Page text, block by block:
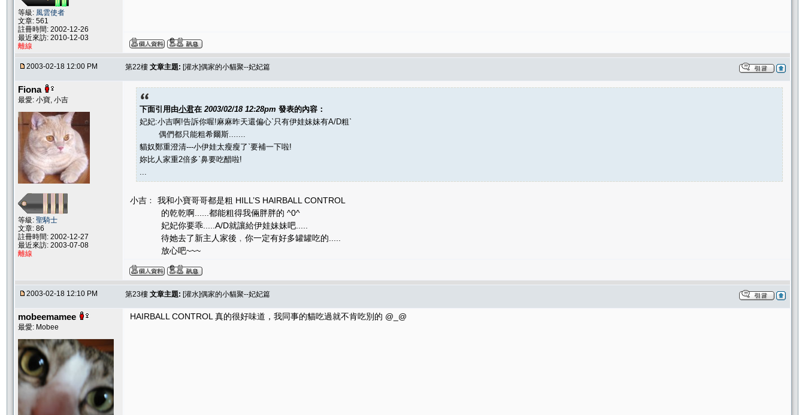
等級: 風雲使者
文章: 561
註冊時間: 2002-12-26
最近來訪: 2010-12-03
離線
2003-02-18 12:00 PM 第22樓 文章主題: [灌水]偶家的小貓聚--妃妃篇
Fiona
最愛: 小寶, 小吉
等級: 聖騎士
文章: 86
註冊時間: 2002-12-27
最近來訪: 2003-07-08
離線
下面引用由小君在 2003/02/18 12:28pm 發表的內容：
妃妃:小吉啊!告訴你喔!麻麻昨天還偏心ˋ只有伊娃妹妹有A/D粗ˋ
偶們都只能粗希爾斯.......
貓奴鄭重澄清---小伊娃太瘦瘦了ˋ要補一下啦!
妳比人家重2倍多ˋ鼻要吃醋啦!
小吉﹕ 我和小寶哥哥都是粗 HILL’S HAIRBALL CONTROL
的乾乾啊......都能粗得我倆胖胖的 ^0^
妃妃你要乖.....A/D就讓給伊娃妹妹吧.....
待她去了新主人家後﹐你一定有好多罐罐吃的.....
放心吧~~~
2003-02-18 12:10 PM 第23樓 文章主題: [灌水]偶家的小貓聚--妃妃篇
mobeemamee
最愛: Mobee
HAIRBALL CONTROL 真的很好味道，我同事的貓吃過就不肯吃別的 @_@